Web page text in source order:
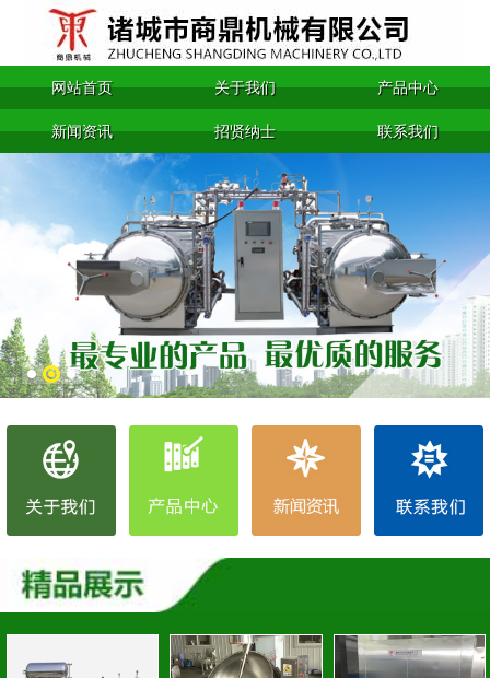
网站首页 关于我们 产品中心
新闻资讯 招贤纳士 联系我们